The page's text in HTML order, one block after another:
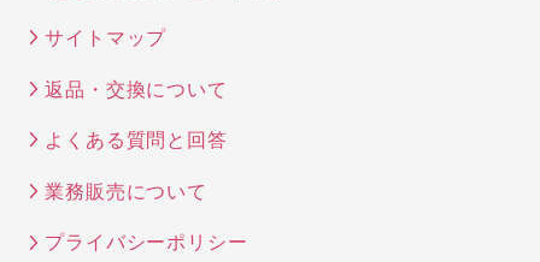
サイトマップ
返品・交換について
よくある質問と回答
業務販売について
プライバシーポリシー